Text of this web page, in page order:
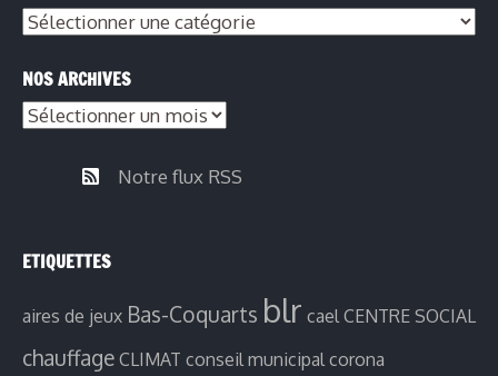
NOS ARCHIVES
Notre flux RSS
ETIQUETTES
aires de jeux Bas-Coquarts blr cael CENTRE SOCIAL
chauffage CLIMAT conseil municipal corona